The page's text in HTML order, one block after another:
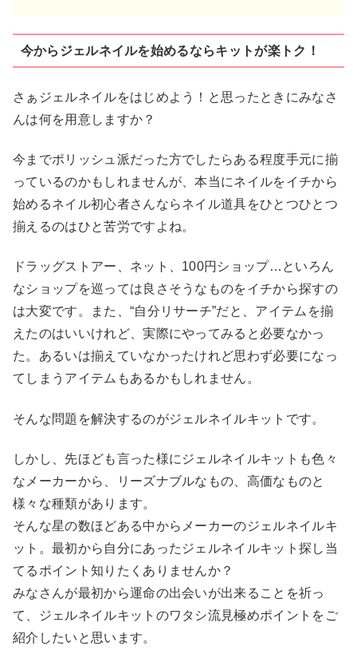
今からジェルネイルを始めるならキットが楽トク！
さぁジェルネイルをはじめよう！と思ったときにみなさ
んは何を用意しますか？
今までポリッシュ派だった方でしたらある程度手元に揃
っているのかもしれませんが、本当にネイルをイチから
始めるネイル初心者さんならネイル道具をひとつひとつ
揃えるのはひと苦労ですよね。
ドラッグストアー、ネット、100円ショップ…といろん
なショップを巡っては良さそうなものをイチから探すの
は大変です。また、“自分リサーチ”だと、アイテムを揃
えたのはいいけれど、実際にやってみると必要なかっ
た。あるいは揃えていなかったけれど思わず必要になっ
てしまうアイテムもあるかもしれません。
そんな問題を解決するのがジェルネイルキットです。
しかし、先ほども言った様にジェルネイルキットも色々
なメーカーから、リーズナブルなもの、高価なものと
様々な種類があります。
そんな星の数ほどある中からメーカーのジェルネイルキ
ット。最初から自分にあったジェルネイルキット探し当
てるポイント知りたくありませんか？
みなさんが最初から運命の出会いが出来ることを祈っ
て、ジェルネイルキットのワタシ流見極めポイントをご
紹介したいと思います。